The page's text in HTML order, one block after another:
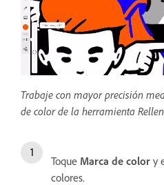
Trabaje con mayor precisión
de color de la herramienta
Toque Marca de color y
colores.